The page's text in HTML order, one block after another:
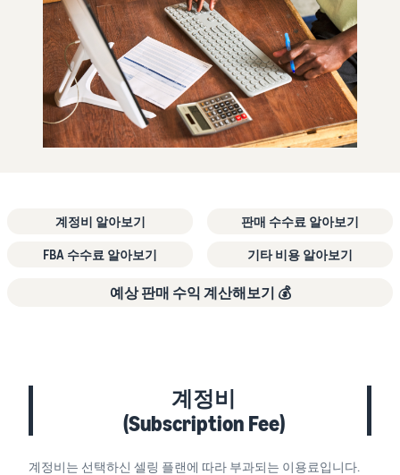
계정비 알아보기 판매 수수료 알아보기
FBA 수수료 알아보기 기타 비용 알아보기
예상 판매 수익 계산해보기 💰
계정비
(Subscription Fee)
계정비는 선택하신 셀링 플랜에 따라 부과되는 이용료입니다.